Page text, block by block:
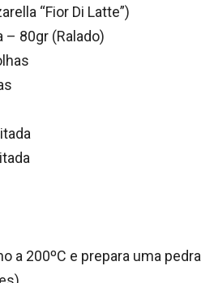
“Fior Di Latte”)
– 80gr (Ralado)
a 200ºC e prepara uma pedra